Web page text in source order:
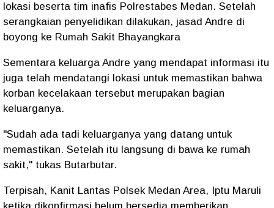
lokasi beserta tim inafis Polrestabes Medan. Setelah
serangkaian penyelidikan dilakukan, jasad Andre di
boyong ke Rumah Sakit Bhayangkara
Sementara keluarga Andre yang mendapat informasi itu
juga telah mendatangi lokasi untuk memastikan bahwa
korban kecelakaan tersebut merupakan bagian
keluarganya.
"Sudah ada tadi keluarganya yang datang untuk
memastikan. Setelah itu langsung di bawa ke rumah
sakit," tukas Butarbutar.
Terpisah, Kanit Lantas Polsek Medan Area, Iptu Maruli